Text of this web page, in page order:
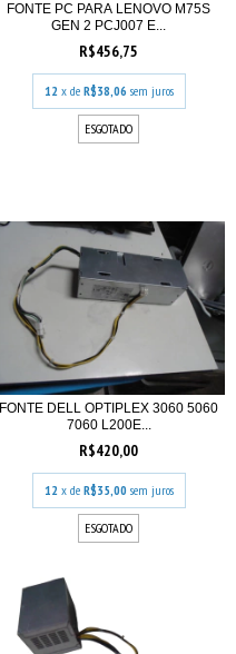
FONTE PC PARA LENOVO M75S
GEN 2 PCJ007 E...
R$456,75
12 x de R$38,06 sem juros
ESGOTADO
FONTE DELL OPTIPLEX 3060 5060
7060 L200E...
R$420,00
12 x de R$35,00 sem juros
ESGOTADO